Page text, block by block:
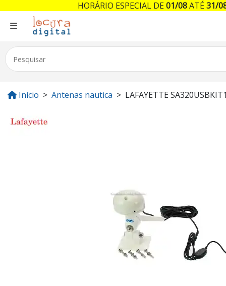
Início Antenas nautica LAFAYETTE
HORÁRIO ESPECIAL DE01/08ATÉ31/